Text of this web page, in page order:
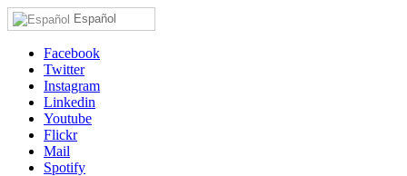
Español
Facebook
Twitter
Instagram
Linkedin
Youtube
Flickr
Mail
Spotify